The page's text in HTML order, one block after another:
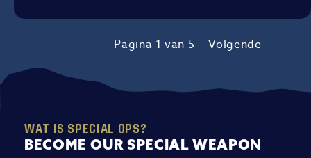
Pagina 1 van 5 Volgende
WAT IS SPECIAL OPS?
BECOME OUR SPECIAL WEAPON